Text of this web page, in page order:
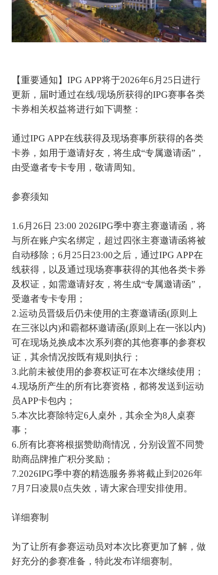
【重要通知】IPG APP将于2026年6月25日进行
更新，届时通过在线/现场所获得的IPG赛事各类
卡券相关权益将进行如下调整：
通过IPG APP在线获得及现场赛事所获得的各类
卡券，如用于邀请好友，将生成“专属邀请函”，
由受邀者专卡专用，敬请周知。
参赛须知
1.6月26日 23:00 2026IPG季中赛主赛邀请函，将
与所在账户实名绑定，超过四张主赛邀请函将被
自动移除；6月25日23:00之后，通过IPG APP在
线获得，以及通过现场赛事获得的其他各类卡券
及权证，如需邀请好友，将生成“专属邀请函”，
受邀者专卡专用；
2.运动员晋级后仍未使用的主赛邀请函(原则上
在三张以内)和霸都杯邀请函(原则上在一张以内)
可在现场兑换成本次系列赛的其他赛事的参赛权
证，其余情况按既有规则执行；
3.此前未被使用的参赛权证可在本次继续使用；
4.现场所产生的所有比赛资格，都将发送到运动
员APP卡包内；
5.本次比赛除特定6人桌外，其余全为8人桌赛
事；
6.所有比赛将根据赞助商情况，分别设置不同赞
助商品牌推广积分奖励；
7.2026IPG季中赛的精选服务券将截止到2026年
7月7日凌晨0点失效，请大家合理安排使用。
详细赛制
为了让所有参赛运动员对本次比赛更加了解，做
好充分的参赛准备，特此发布详细赛制。